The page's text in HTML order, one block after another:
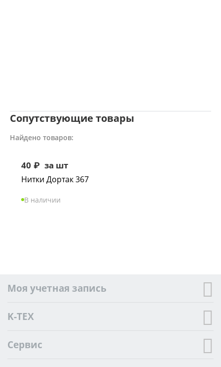
Сопутствующие товары
Найдено товаров:
40 ₽ за шт
Нитки Дортак 367
В наличии
Моя учетная запись
K-TEX
Сервис